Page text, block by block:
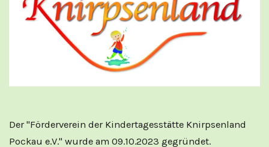
Der "Förderverein der Kindertagesstätte Knirpsenland
Pockau e.V." wurde am 09.10.2023 gegründet.